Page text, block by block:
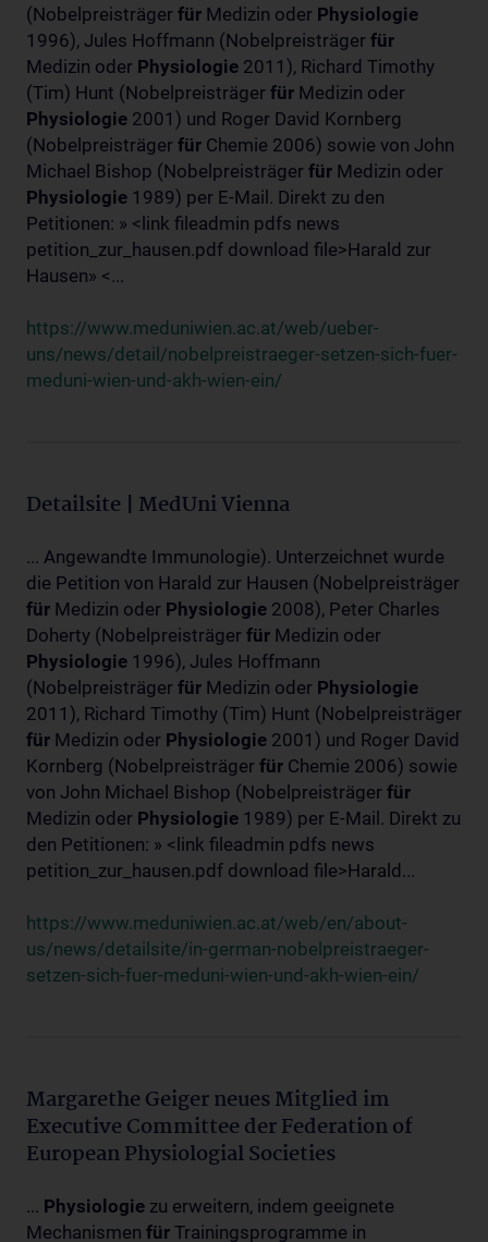
(Nobelpreisträger für Medizin oder Physiologie
1996), Jules Hoffmann (Nobelpreisträger für
Medizin oder Physiologie 2011), Richard Timothy
(Tim) Hunt (Nobelpreisträger für Medizin oder
Physiologie 2001) und Roger David Kornberg
(Nobelpreisträger für Chemie 2006) sowie von John
Michael Bishop (Nobelpreisträger für Medizin oder
Physiologie 1989) per E-Mail. Direkt zu den
Petitionen: » <link fileadmin pdfs news
petition_zur_hausen.pdf download file>Harald zur
Hausen» <...
https://www.meduniwien.ac.at/web/ueber-
uns/news/detail/nobelpreistraeger-setzen-sich-fuer-
meduni-wien-und-akh-wien-ein/
Detailsite | MedUni Vienna
... Angewandte Immunologie). Unterzeichnet wurde
die Petition von Harald zur Hausen (Nobelpreisträger
für Medizin oder Physiologie 2008), Peter Charles
Doherty (Nobelpreisträger für Medizin oder
Physiologie 1996), Jules Hoffmann
(Nobelpreisträger für Medizin oder Physiologie
2011), Richard Timothy (Tim) Hunt (Nobelpreisträger
für Medizin oder Physiologie 2001) und Roger David
Kornberg (Nobelpreisträger für Chemie 2006) sowie
von John Michael Bishop (Nobelpreisträger für
Medizin oder Physiologie 1989) per E-Mail. Direkt zu
den Petitionen: » <link fileadmin pdfs news
petition_zur_hausen.pdf download file>Harald...
https://www.meduniwien.ac.at/web/en/about-
us/news/detailsite/in-german-nobelpreistraeger-
setzen-sich-fuer-meduni-wien-und-akh-wien-ein/
Margarethe Geiger neues Mitglied im
Executive Committee der Federation of
European Physiologial Societies
... Physiologie zu erweitern, indem geeignete
Mechanismen für Trainingsprogramme in